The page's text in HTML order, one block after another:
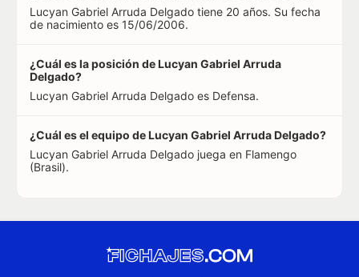
Lucyan Gabriel Arruda Delgado tiene 20 años. Su fecha
de nacimiento es 15/06/2006.
¿Cuál es la posición de Lucyan Gabriel Arruda
Delgado?
Lucyan Gabriel Arruda Delgado es Defensa.
¿Cuál es el equipo de Lucyan Gabriel Arruda Delgado?
Lucyan Gabriel Arruda Delgado juega en Flamengo
(Brasil).